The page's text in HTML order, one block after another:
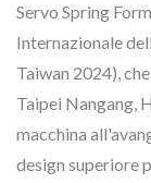
Servo Spring
Internazionale
Taiwan 2024),
Taipei Nangang,
macchina
design superiore